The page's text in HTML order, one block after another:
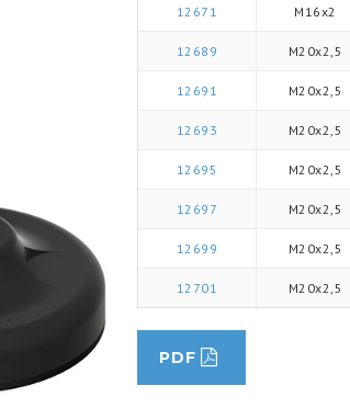
12671 M16x2
12689 M20x2,5
12691 M20x2,5
12693 M20x2,5
12695 M20x2,5
12697 M20x2,5
12699 M20x2,5
12701 M20x2,5
PDF